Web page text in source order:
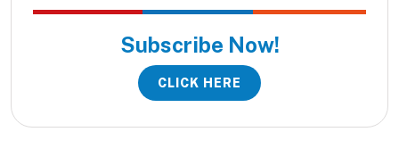
Subscribe Now!
CLICK HERE